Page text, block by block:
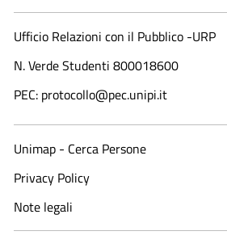
Ufficio Relazioni con il Pubblico -URP
N. Verde Studenti 800018600​
PEC: protocollo@pec.unipi.it
Unimap - Cerca Persone
Privacy Policy
Note legali